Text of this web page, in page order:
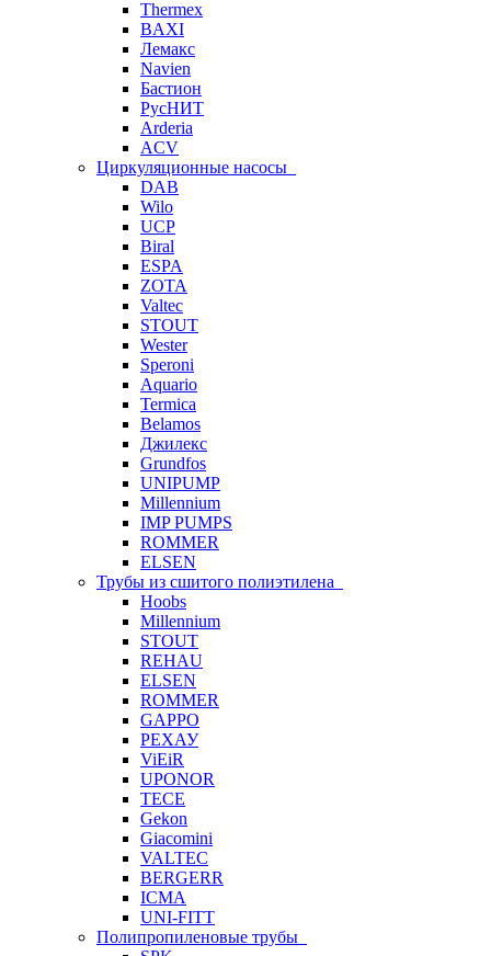
Thermex
BAXI
Лемакс
Navien
Бастион
РусНИТ
Arderia
ACV
Циркуляционные насосы
DAB
Wilo
UCP
Biral
ESPA
ZOTA
Valtec
STOUT
Wester
Speroni
Aquario
Termica
Belamos
Джилекс
Grundfos
UNIPUMP
Millennium
IMP PUMPS
ROMMER
ELSEN
Трубы из сшитого полиэтилена
Hoobs
Millennium
STOUT
REHAU
ELSEN
ROMMER
GAPPO
РЕХАУ
ViEiR
UPONOR
TECE
Gekon
Giacomini
VALTEC
BERGERR
ICMA
UNI-FITT
Полипропиленовые трубы